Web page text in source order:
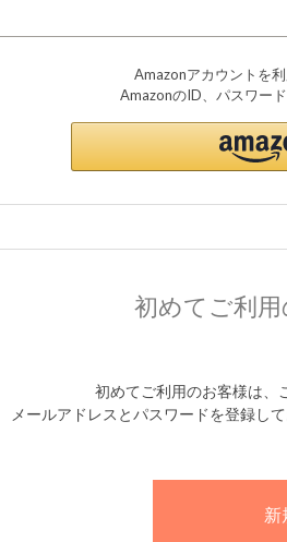
Amazonアカウントを
AmazonのID、パスワー
初めてご利
初めてご利用のお客様は、
メールアドレスとパスワードを登録し